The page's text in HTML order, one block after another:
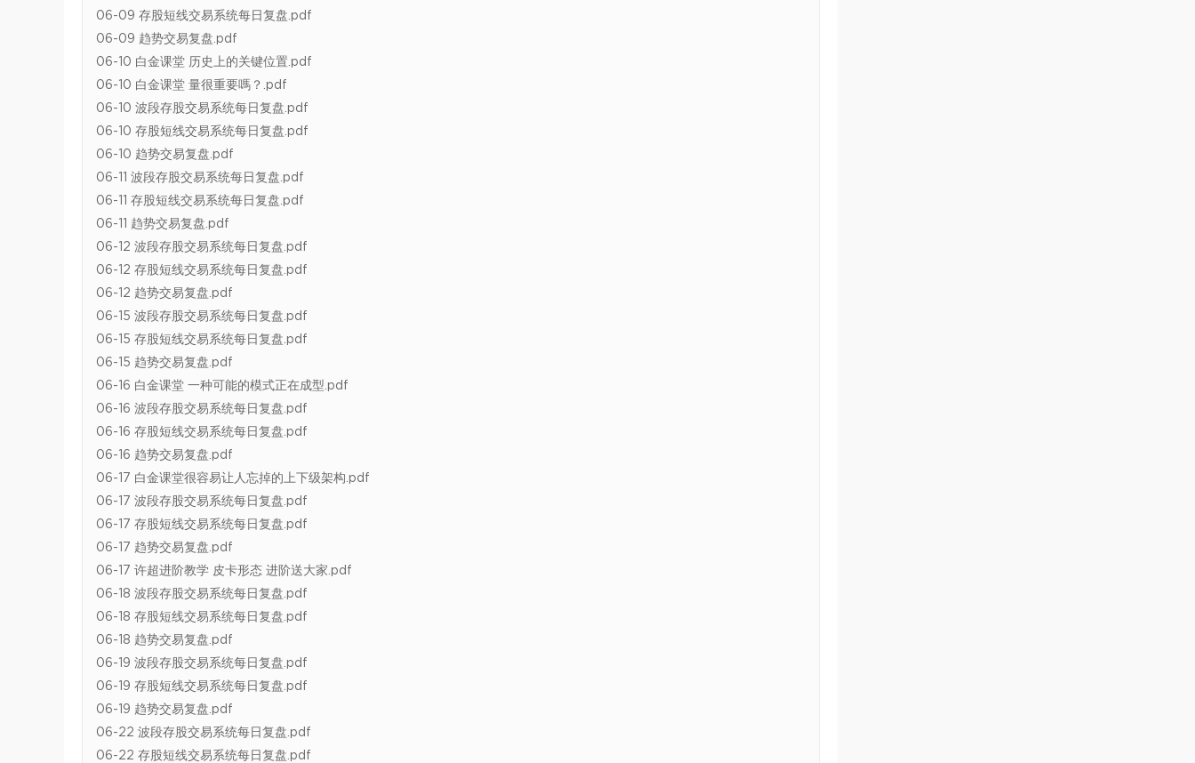
06-09 存股短线交易系统每日复盘.pdf
06-09 趋势交易复盘.pdf
06-10 白金课堂 历史上的关键位置.pdf
06-10 白金课堂 量很重要嗎？.pdf
06-10 波段存股交易系统每日复盘.pdf
06-10 存股短线交易系统每日复盘.pdf
06-10 趋势交易复盘.pdf
06-11 波段存股交易系统每日复盘.pdf
06-11 存股短线交易系统每日复盘.pdf
06-11 趋势交易复盘.pdf
06-12 波段存股交易系统每日复盘.pdf
06-12 存股短线交易系统每日复盘.pdf
06-12 趋势交易复盘.pdf
06-15 波段存股交易系统每日复盘.pdf
06-15 存股短线交易系统每日复盘.pdf
06-15 趋势交易复盘.pdf
06-16 白金课堂 一种可能的模式正在成型.pdf
06-16 波段存股交易系统每日复盘.pdf
06-16 存股短线交易系统每日复盘.pdf
06-16 趋势交易复盘.pdf
06-17 白金课堂很容易让人忘掉的上下级架构.pdf
06-17 波段存股交易系统每日复盘.pdf
06-17 存股短线交易系统每日复盘.pdf
06-17 趋势交易复盘.pdf
06-17 许超进阶教学 皮卡形态 进阶送大家.pdf
06-18 波段存股交易系统每日复盘.pdf
06-18 存股短线交易系统每日复盘.pdf
06-18 趋势交易复盘.pdf
06-19 波段存股交易系统每日复盘.pdf
06-19 存股短线交易系统每日复盘.pdf
06-19 趋势交易复盘.pdf
06-22 波段存股交易系统每日复盘.pdf
06-22 存股短线交易系统每日复盘.pdf